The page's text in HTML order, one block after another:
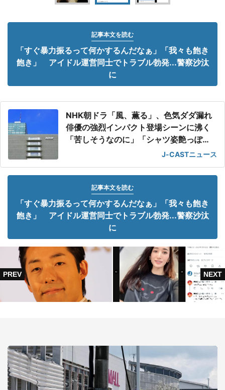
記事本文を読む
「すぐ暴力振るって何かするんだなぁ」「我々も飽き
飽き」 アイドル運営同士でトラブル勃発...警察沙汰
に
NHK朝ドラ「風、薫る」、色気ダダ漏れ
俳優の強烈インパクト登場シーンに沸く
「苦しそうなのに」「シャツ姿艶っぽ
J-CASTニュース
記事本文を読む
「すぐ暴力振るって何かするんだなぁ」「我々も飽き
飽き」 アイドル運営同士でトラブル勃発...警察沙汰
に